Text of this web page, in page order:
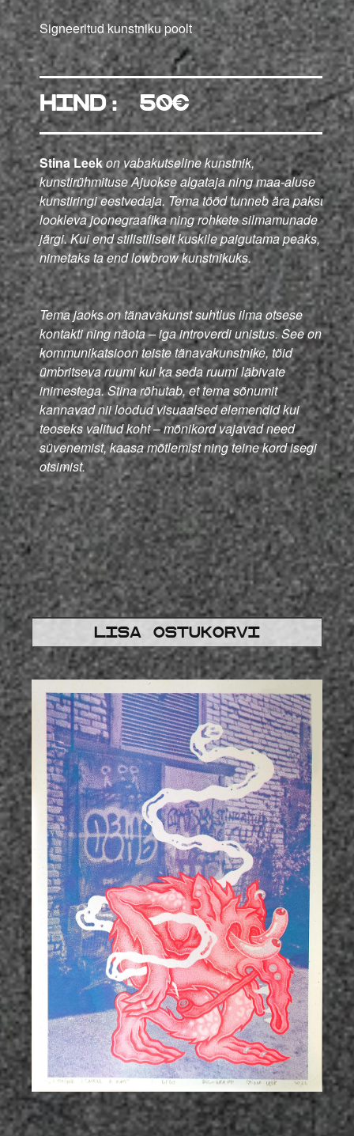
Signeeritud kunstniku poolt
hind: 50€
Stina Leekon vabakutseline kunstnik,
kunstirühmituse Ajuokse algataja ning maa-aluse
kunstiringi eestvedaja. Tema tööd tunneb ära paksu
lookleva joonegraafika ning rohkete silmamunade
järgi. Kui end stilistiliselt kuskile paigutama peaks,
nimetaks ta end lowbrow kunstnikuks.
Tema jaoks on tänavakunst suhtlus ilma otsese
kontakti ning näota – iga introverdi unistus. See on
kommunikatsioon teiste tänavakunstnike, töid
ümbritseva ruumi kui ka seda ruumi läbivate
inimestega. Stina rõhutab, et tema sõnumit
kannavad nii loodud visuaalsed elemendid kui
teoseks valitud koht – mõnikord vajavad need
süvenemist, kaasa mõtlemist ning teine kord isegi
otsimist.
Lisa ostukorvi